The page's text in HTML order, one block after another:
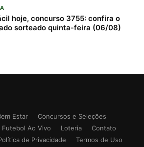
hoje, concurso 3755: confira o
sorteado quinta-feira (06/08)
Estar
Concursos e Seleções
Futebol Ao Vivo Loteria
Contato
de Privacidade
Termos de Uso